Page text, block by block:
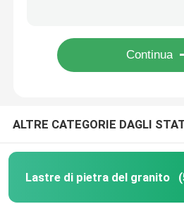
Mattonelle di pietra del
Pietra fiammeggiata del
Lastra di pietra di marmo
ALTRE CATEGORIE DAGLI
Lastre di pietra del granito